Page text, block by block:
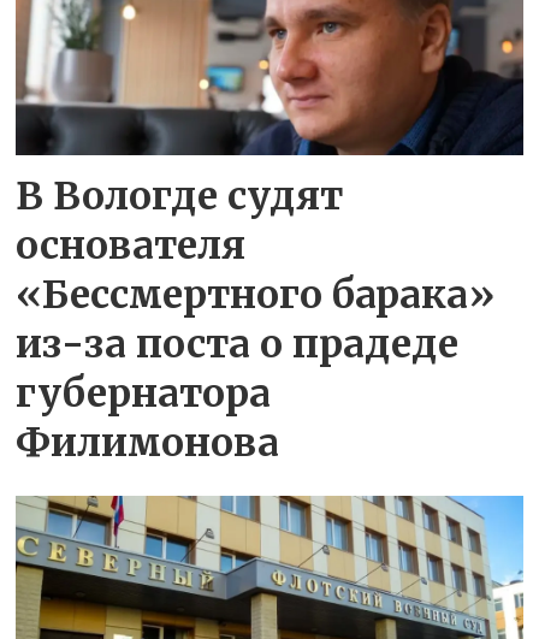
В Вологде судят
основателя
«Бессмертного барака»
из-за поста о прадеде
губернатора
Филимонова